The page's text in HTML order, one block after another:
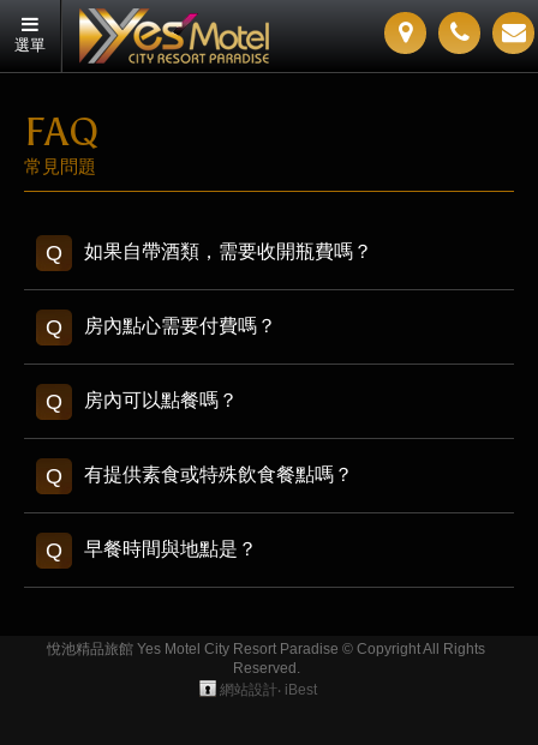
選單
FAQ
常見問題
如果自帶酒類，需要收開瓶費嗎？
房內點心需要付費嗎？
房內可以點餐嗎？
有提供素食或特殊飲食餐點嗎？
早餐時間與地點是？
悅池精品旅館 Yes Motel City Resort Paradise © Copyright All Rights
Reserved.
網站設計‧ iBest